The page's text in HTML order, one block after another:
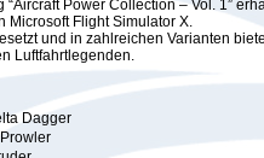
“Aircraft Power Collection – Vol. 1”
Microsoft Flight Simulator X.
und in zahlreichen Varianten
Luftfahrtlegenden.
Dagger